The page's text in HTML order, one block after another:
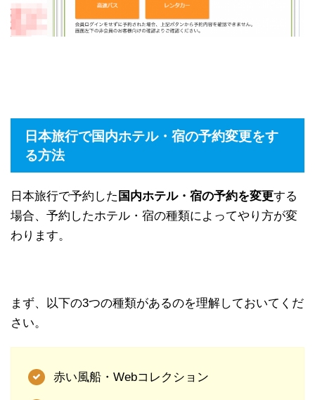
日本旅行で国内ホテル・宿の予約変更をす
る方法
日本旅行で予約した 国内ホテル・宿の予約を変更する
場合、予約したホテル・宿の種類によってやり方が変
わります。
まず、以下の3つの種類があるのを理解しておいてくだ
さい。
赤い風船・Webコレクション